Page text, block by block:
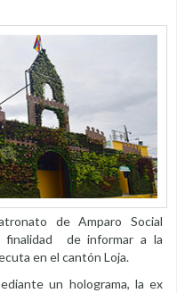
de Amparo Social
finalidad de informar a la
en el cantón Loja.
un holograma, la ex